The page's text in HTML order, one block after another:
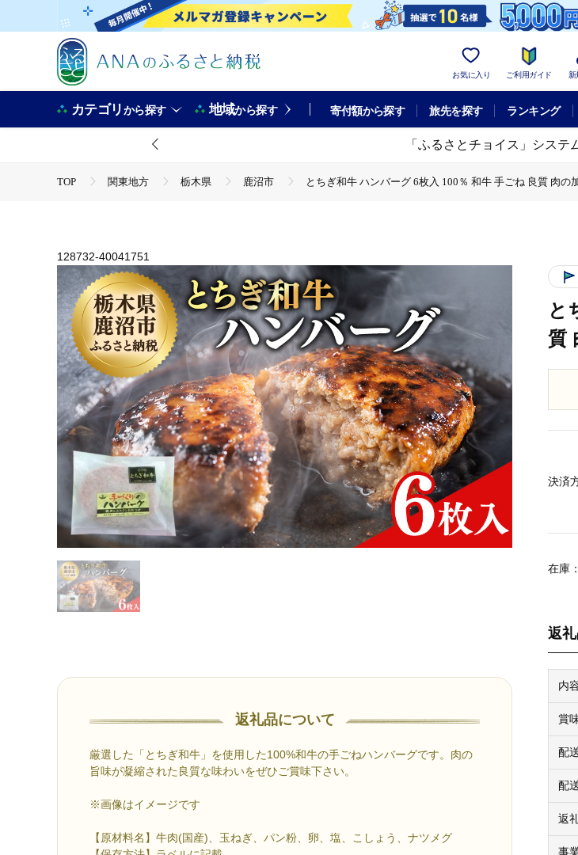
お気に入り ご利用ガイド 新
カテゴリから探す 地域から探す 寄付額から探す 旅先を探す ランキング
「ふるさとチョイス」システ
TOP 関東地方 栃木県 鹿沼市 とちぎ和牛 ハンバーグ 6枚入 100％ 和牛 手ごね 良質 肉の
128732-40041751
返礼品について
厳選した「とちぎ和牛」を使用した100%和牛の手ごねハンバーグです。肉の
旨味が凝縮された良質な味わいをぜひご賞味下さい。
※画像はイメージです
【原材料名】牛肉(国産)、玉ねぎ、パン粉、卵、塩、こしょう、ナツメグ
と
質
在庫：
返
内
賞
配
配
返
事
決済